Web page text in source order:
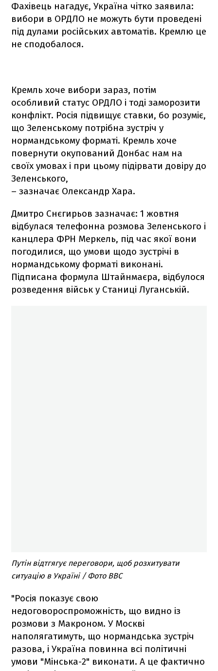
Фахівець нагадує, Україна чітко заявила:
вибори в ОРДЛО не можуть бути проведені
під дулами російських автоматів. Кремлю це
не сподобалося.
Кремль хоче вибори зараз, потім
особливий статус ОРДЛО і тоді заморозити
конфлікт. Росія підвищує ставки, бо розуміє,
що Зеленському потрібна зустріч у
нормандському форматі. Кремль хоче
повернути окупований Донбас нам на
своїх умовах і при цьому підірвати довіру до
Зеленського,
– зазначає Олександр Хара.
Дмитро Снєгирьов зазначає: 1 жовтня
відбулася телефонна розмова Зеленського і
канцлера ФРН Меркель, під час якої вони
погодилися, що умови щодо зустрічі в
нормандському форматі виконані.
Підписана формула Штайнмаєра, відбулося
розведення військ у Станиці Луганській.
Путін відтгягує переговори, щоб розхитувати
ситуацію в Україні / Фото BBC
"Росія показує свою
недоговороспроможність, що видно із
розмови з Макроном. У Москві
наполягатимуть, що нормандська зустріч
разова, і Україна повинна всі політичні
умови "Мінська-2" виконати. А це фактично